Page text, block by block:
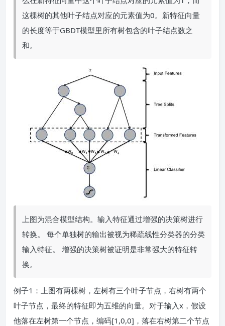
这棵树的其他叶子结点对应的元素值为0。新特征向量
的长度等于GBDT模型里所有树包含的叶子结点数之
和。
上图为混合模型结构。输入特征通过增强的决策树进行
转换。 每个单独树的输出被视为稀疏线性分类器的分类
输入特征。 增强的决策树被证明是非常强大的特征转
换。
例子1：上图有两棵树，左树有三个叶子节点，右树有两个
叶子节点，最终的特征即为五维的向量。对于输入x，假设
他落在左树第一个节点，编码[1,0,0]，落在右树第二个节点